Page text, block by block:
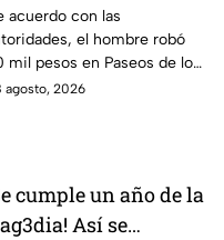
presunto
de asaltar
víctima en León
acuerdo con las
el hombre robó
mil pesos en Paseos de los
agosto, 2026
cumple un año de la
Así se